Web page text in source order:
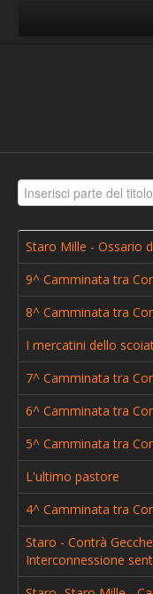
Foto
Staro un tempo
Staro ai giorni
Il Natale a Staro
Sentieri
Sentiero A - Staro
Sentiero B - Staro
Sentiero C - Staro
Offiche
Sentiero D - Staro
Sentiero E - Staro
Sentiero F -
Malunga
Staro Mille - Ossario
9^ Camminata tra
8^ Camminata tra
I mercatini dello
7^ Camminata tra
6^ Camminata tra
5^ Camminata tra
L'ultimo pastore
4^ Camminata tra
Staro - Contrà
Interconnessione